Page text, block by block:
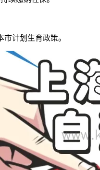
计划生育政策。